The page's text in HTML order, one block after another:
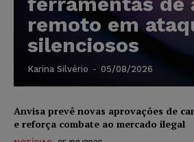
remoto em
silenciosos
Karina Silvério - 05/08/2026
Anvisa prevê novas aprovações de
e reforça combate ao mercado ilegal